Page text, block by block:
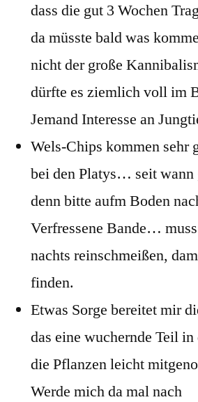
dass die gut 3 Wochen
da müsste bald was
nicht der große
dürfte es ziemlich voll im
Jemand Interesse an
Wels-Chips kommen sehr
bei den Platys… seit wann
denn bitte aufm Boden
Verfressene Bande…
nachts reinschmeißen,
finden.
Etwas Sorge bereitet mir
das eine wuchernde Teil in
die Pflanzen leicht
Werde mich da mal nach